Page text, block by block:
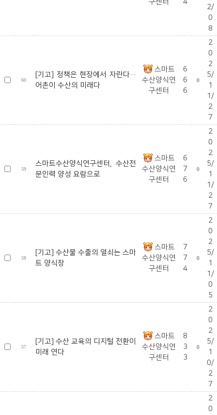
구센터 4
2/
0
8
60
[기고] 정책은 현장에서 자란다…
어촌이 수산의 미래다
스마트
수산양식연
구센터
6
6
6
0
2
0
2
5/
1
1/
2
7
59
스마트수산양식연구센터, 수산전
문인력 양성 요람으로
스마트
수산양식연
구센터
6
7
6
0
2
0
2
5/
1
1/
2
7
58
[기고] 수산물 수출의 열쇠는 스마
트 양식장
스마트
수산양식연
구센터
7
7
4
0
2
0
2
5/
1
1/
0
5
57
[기고] 수산 교육의 디지털 전환이
미래 연다
스마트
수산양식연
구센터
8
3
3
0
2
0
2
5/
1
0/
2
7
2
0